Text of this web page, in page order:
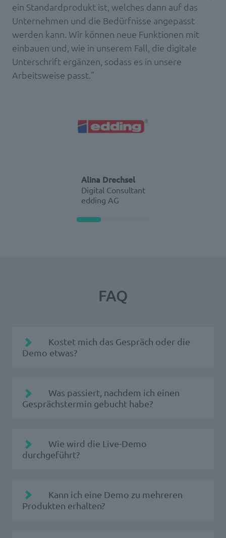
ein Standardprodukt ist, welches dann auf das
Unternehmen und die Bedürfnisse angepasst
werden kann. Wir können neue Funktionen mit
einbauen und, wie in unserem Fall, die digitale
Unterschrift ergänzen, sodass es in unsere
Arbeitsweise passt."
Alina Drechsel
Digital Consultant
edding AG
FAQ
Kostet mich das Gespräch oder die
Demo etwas?
Was passiert, nachdem ich einen
Gesprächstermin gebucht habe?
Der passende Ansprechpartner der d.velop
wird sich bei Ihnen melden, um genauere
Wie wird die Live-Demo
durchgeführt?
Ein:e Mitarbeiter:in der d.velop präsentiert
Ihnen im Online-Meeting gemäß Ihrer
Kann ich eine Demo zu mehreren
Produkten erhalten?